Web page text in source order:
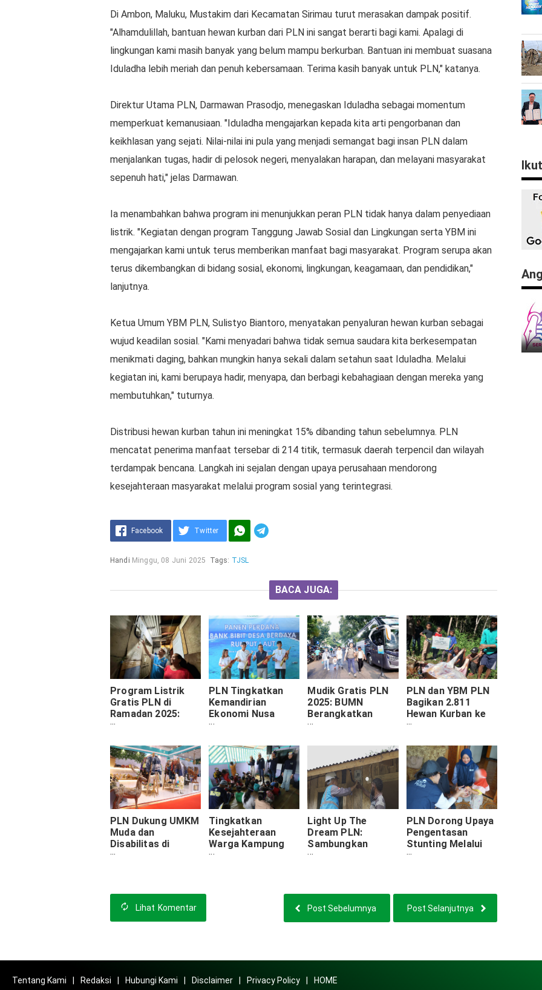
Di Ambon, Maluku, Mustakim dari Kecamatan Sirimau turut merasakan dampak positif.
"Alhamdulillah, bantuan hewan kurban dari PLN ini sangat berarti bagi kami. Apalagi di
lingkungan kami masih banyak yang belum mampu berkurban. Bantuan ini membuat suasana
Iduladha lebih meriah dan penuh kebersamaan. Terima kasih banyak untuk PLN," katanya.
Direktur Utama PLN, Darmawan Prasodjo, menegaskan Iduladha sebagai momentum
memperkuat kemanusiaan. "Iduladha mengajarkan kepada kita arti pengorbanan dan
keikhlasan yang sejati. Nilai-nilai ini pula yang menjadi semangat bagi insan PLN dalam
menjalankan tugas, hadir di pelosok negeri, menyalakan harapan, dan melayani masyarakat
sepenuh hati," jelas Darmawan.
Ia menambahkan bahwa program ini menunjukkan peran PLN tidak hanya dalam penyediaan
listrik. "Kegiatan dengan program Tanggung Jawab Sosial dan Lingkungan serta YBM ini
mengajarkan kami untuk terus memberikan manfaat bagi masyarakat. Program serupa akan
terus dikembangkan di bidang sosial, ekonomi, lingkungan, keagamaan, dan pendidikan,"
lanjutnya.
Ketua Umum YBM PLN, Sulistyo Biantoro, menyatakan penyaluran hewan kurban sebagai
wujud keadilan sosial. "Kami menyadari bahwa tidak semua saudara kita berkesempatan
menikmati daging, bahkan mungkin hanya sekali dalam setahun saat Iduladha. Melalui
kegiatan ini, kami berupaya hadir, menyapa, dan berbagi kebahagiaan dengan mereka yang
membutuhkan," tuturnya.
Distribusi hewan kurban tahun ini meningkat 15% dibanding tahun sebelumnya. PLN
mencatat penerima manfaat tersebar di 214 titik, termasuk daerah terpencil dan wilayah
terdampak bencana. Langkah ini sejalan dengan upaya perusahaan mendorong
kesejahteraan masyarakat melalui program sosial yang terintegrasi.
Facebook Twitter
Handi Minggu, 08 Juni 2025 Tags: TJSL
BACA JUGA:
Program Listrik
Gratis PLN di
Ramadan 2025:
2.597 Keluarga
Cahaya Baru
PLN Tingkatkan
Kemandirian
Ekonomi Nusa
Lembongan Melalui
Laut
Mudik Gratis PLN
2025: BUMN
Berangkatkan
11.300 Pemudik
Transportasi Aman
PLN dan YBM PLN
Bagikan 2.811
Hewan Kurban ke
Seluruh Indonesia
PLN Dukung UMKM
Muda dan
Disabilitas di
Inacraft 2024
Tingkatkan
Kesejahteraan
Warga Kampung
Pemulung Melalui
Light Up The
Dream PLN:
Sambungkan
Listrik Gratis
PLN Dorong Upaya
Pengentasan
Stunting Melalui
Program Zero
Lihat Komentar Post Selanjutnya
Post Sebelumnya
Tentang Kami Redaksi Hubungi Kami Disclaimer Privacy Policy HOME